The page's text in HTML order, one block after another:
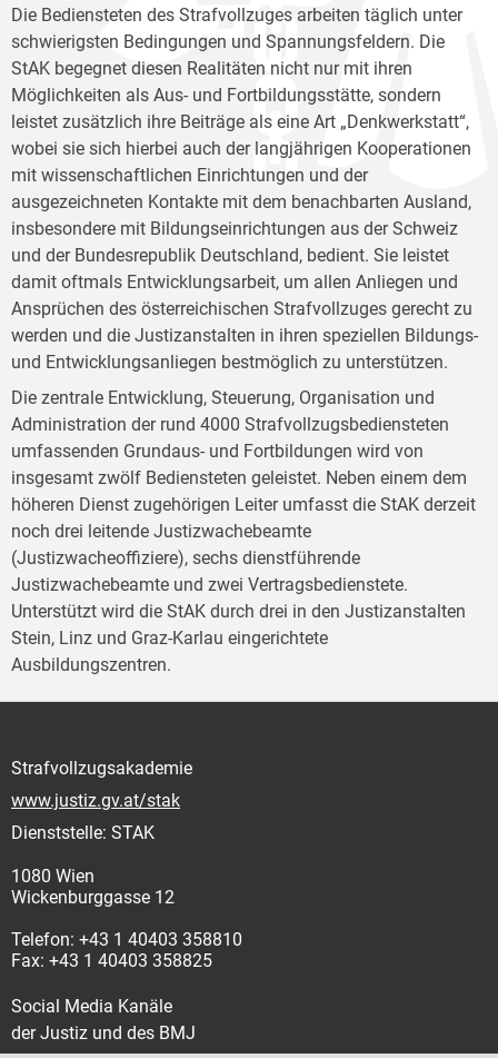
Die Bediensteten des Strafvollzuges arbeiten täglich unter
schwierigsten Bedingungen und Spannungsfeldern. Die
StAK begegnet diesen Realitäten nicht nur mit ihren
Möglichkeiten als Aus- und Fortbildungsstätte, sondern
leistet zusätzlich ihre Beiträge als eine Art „Denkwerkstatt“,
wobei sie sich hierbei auch der langjährigen Kooperationen
mit wissenschaftlichen Einrichtungen und der
ausgezeichneten Kontakte mit dem benachbarten Ausland,
insbesondere mit Bildungseinrichtungen aus der Schweiz
und der Bundesrepublik Deutschland, bedient. Sie leistet
damit oftmals Entwicklungsarbeit, um allen Anliegen und
Ansprüchen des österreichischen Strafvollzuges gerecht zu
werden und die Justizanstalten in ihren speziellen Bildungs-
und Entwicklungsanliegen bestmöglich zu unterstützen.
Die zentrale Entwicklung, Steuerung, Organisation und
Administration der rund 4000 Strafvollzugsbediensteten
umfassenden Grundaus- und Fortbildungen wird von
insgesamt zwölf Bediensteten geleistet. Neben einem dem
höheren Dienst zugehörigen Leiter umfasst die StAK derzeit
noch drei leitende Justizwachebeamte
(Justizwacheoffiziere), sechs dienstführende
Justizwachebeamte und zwei Vertragsbedienstete.
Unterstützt wird die StAK durch drei in den Justizanstalten
Stein, Linz und Graz-Karlau eingerichtete
Ausbildungszentren.
Strafvollzugsakademie
www.justiz.gv.at/stak
Dienststelle: STAK
1080 Wien
Wickenburggasse 12
Telefon: +43 1 40403 358810
Fax: +43 1 40403 358825
Social Media Kanäle
der Justiz und des BMJ